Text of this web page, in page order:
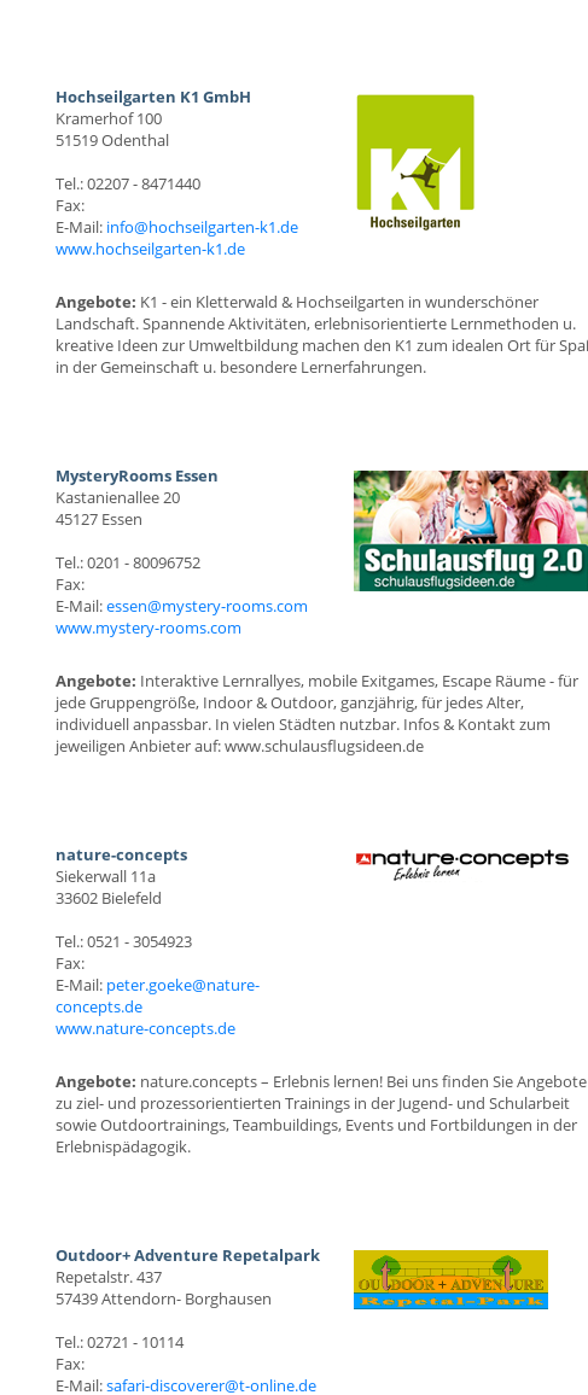
Hochseilgarten K1 GmbH
Kramerhof 100
51519 Odenthal
Tel.: 02207 - 8471440
Fax:
E-Mail: info@hochseilgarten-k1.de
www.hochseilgarten-k1.de
Angebote: K1 - ein Kletterwald & Hochseilgarten in wunderschöner
Landschaft. Spannende Aktivitäten, erlebnisorientierte Lernmethoden u.
kreative Ideen zur Umweltbildung machen den K1 zum idealen Ort für
in der Gemeinschaft u. besondere Lernerfahrungen.
MysteryRooms Essen
Kastanienallee 20
45127 Essen
Tel.: 0201 - 80096752
Fax:
E-Mail:essen@mystery-rooms.com
www.mystery-rooms.com
Angebote: Interaktive Lernrallyes, mobile Exitgames, Escape Räume - für
jede Gruppengröße, Indoor & Outdoor, ganzjährig, für jedes Alter,
individuell anpassbar. In vielen Städten nutzbar. Infos & Kontakt zum
jeweiligen Anbieter auf: www.schulausflugsideen.de
nature-concepts
Siekerwall 11a
33602 Bielefeld
Tel.: 0521 - 3054923
Fax:
E-Mail: peter.goeke@nature-
concepts.de
www.nature-concepts.de
Angebote: nature.concepts – Erlebnis lernen! Bei uns finden Sie Angebote
zu ziel- und prozessorientierten Trainings in der Jugend- und Schularbeit
sowie Outdoortrainings, Teambuildings, Events und Fortbildungen in der
Erlebnispädagogik.
Outdoor+ Adventure Repetalpark
Repetalstr. 437
57439 Attendorn- Borghausen
Tel.: 02721 - 10114
Fax:
E-Mail:safari-discoverer@t-online.de